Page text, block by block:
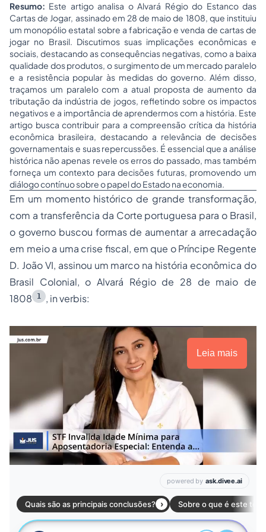
Resumo: Este artigo analisa o Alvará Régio do Estanco das
Cartas de Jogar, assinado em 28 de maio de 1808, que instituiu
um monopólio estatal sobre a fabricação e venda de cartas de
jogar no Brasil. Discutimos suas implicações econômicas e
sociais, destacando as consequências negativas, como a baixa
qualidade dos produtos, o surgimento de um mercado paralelo
e a resistência popular às medidas do governo. Além disso,
traçamos um paralelo com a atual proposta de aumento da
tributação da indústria de jogos, refletindo sobre os impactos
negativos e a importância de aprendermos com a história. Este
artigo busca contribuir para a compreensão crítica da história
econômica brasileira, destacando a relevância de decisões
governamentais e suas repercussões. É essencial que a análise
histórica não apenas revele os erros do passado, mas também
forneça um contexto para decisões futuras, promovendo um
diálogo contínuo sobre o papel do Estado na economia.
Em um momento histórico de grande transformação,
com a transferência da Corte portuguesa para o Brasil,
o governo buscou formas de aumentar a arrecadação
em meio a uma crise fiscal, em que o Príncipe Regente
D. João VI, assinou um marco na história econômica do
Brasil Colonial, o Alvará Régio de 28 de maio de
1808
1 , in verbis:
Leia mais